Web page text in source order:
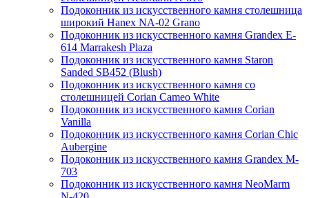
Подоконник из искусственного камня столешница
широкий Hanex NA-02 Grano
Подоконник из искусственного камня Grandex E-
614 Marrakesh Plaza
Подоконник из искусственного камня Staron
Sanded SB452 (Blush)
Подоконник из искусственного камня со
столешницей Corian Cameo White
Подоконник из искусственного камня Corian
Vanilla
Подоконник из искусственного камня Corian Chic
Aubergine
Подоконник из искусственного камня Grandex M-
703
Подоконник из искусственного камня NeoMarm